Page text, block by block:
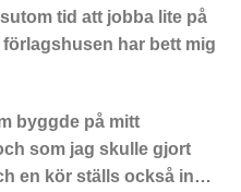
tid att jobba lite på
har bett mig
byggde på mitt
som jag skulle gjort
en kör ställs också in…